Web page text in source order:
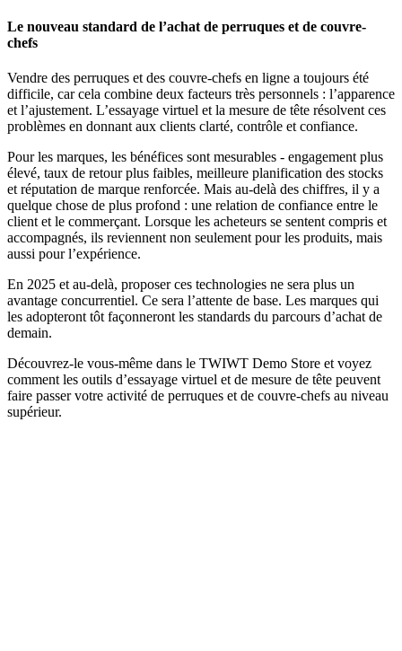
Le nouveau standard de l’achat de perruques et de couvre-
chefs
Vendre des perruques et des couvre-chefs en ligne a toujours été
difficile, car cela combine deux facteurs très personnels : l’apparence
et l’ajustement. L’essayage virtuel et la mesure de tête résolvent ces
problèmes en donnant aux clients clarté, contrôle et confiance.
Pour les marques, les bénéfices sont mesurables - engagement plus
élevé, taux de retour plus faibles, meilleure planification des stocks
et réputation de marque renforcée. Mais au-delà des chiffres, il y a
quelque chose de plus profond : une relation de confiance entre le
client et le commerçant. Lorsque les acheteurs se sentent compris et
accompagnés, ils reviennent non seulement pour les produits, mais
aussi pour l’expérience.
En 2025 et au-delà, proposer ces technologies ne sera plus un
avantage concurrentiel. Ce sera l’attente de base. Les marques qui
les adopteront tôt façonneront les standards du parcours d’achat de
demain.
Découvrez-le vous-même dans le TWIWT Demo Store et voyez
comment les outils d’essayage virtuel et de mesure de tête peuvent
faire passer votre activité de perruques et de couvre-chefs au niveau
supérieur.